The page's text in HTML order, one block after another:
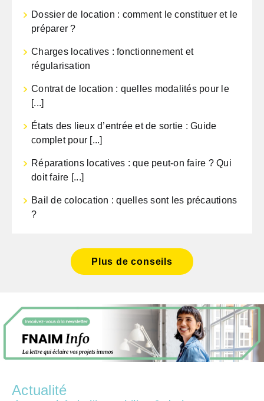
Dossier de location : comment le constituer et le
préparer ?
Charges locatives : fonctionnement et
régularisation
Contrat de location : quelles modalités pour le
[...]
États des lieux d’entrée et de sortie : Guide
complet pour [...]
Réparations locatives : que peut-on faire ? Qui
doit faire [...]
Bail de colocation : quelles sont les précautions
?
Plus de conseils
Actualité